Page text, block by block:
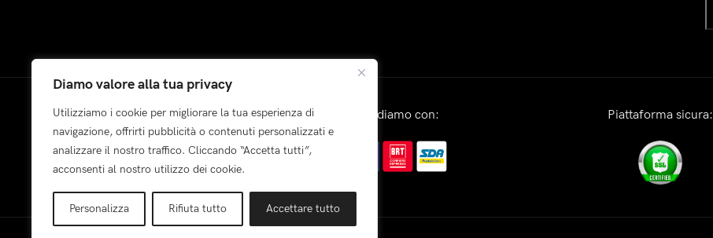
Diamo valore alla tua privacy
Utilizziamo i cookie per migliorare la tua esperienza di
navigazione, offrirti pubblicità o contenuti personalizzati e
analizzare il nostro traffico. Cliccando “Accetta tutti”,
acconsenti al nostro utilizzo dei cookie.
Personalizza Rifiuta tutto Accettare tutto
Pagamenti: Spediamo con: Piattaforma sicura: